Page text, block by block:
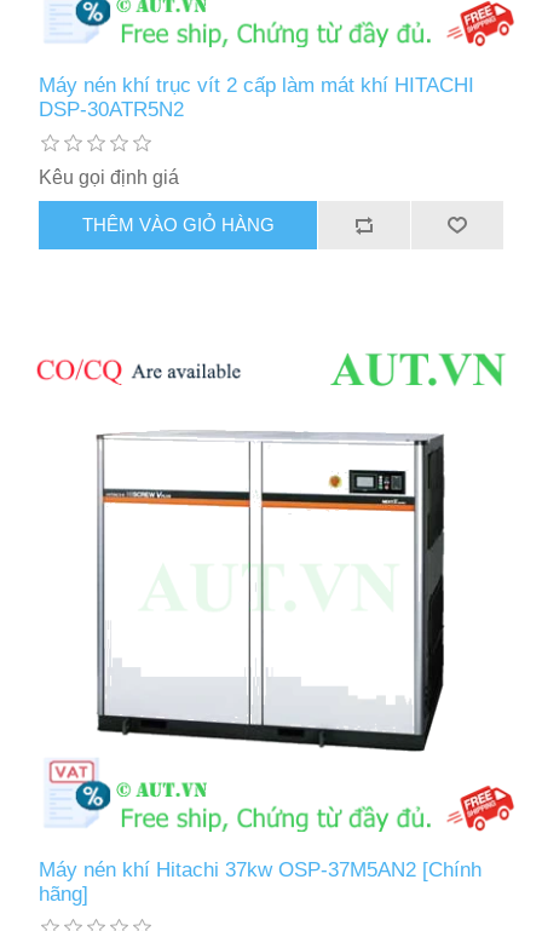
Máy nén khí trục vít 2 cấp làm mát khí HITACHI
DSP-30ATR5N2
Kêu gọi định giá
THÊM VÀO GIỎ HÀNG
Máy nén khí Hitachi 37kw OSP-37M5AN2 [Chính
hãng]